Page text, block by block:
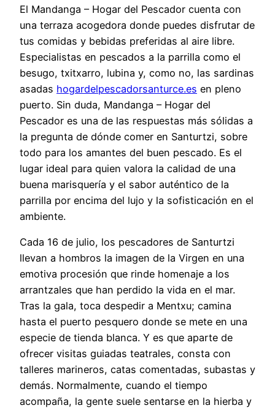
El Mandanga – Hogar del Pescador cuenta con
una terraza acogedora donde puedes disfrutar de
tus comidas y bebidas preferidas al aire libre.
Especialistas en pescados a la parrilla como el
besugo, txitxarro, lubina y, como no, las sardinas
asadas hogardelpescadorsanturce.es en pleno
puerto. Sin duda, Mandanga – Hogar del
Pescador es una de las respuestas más sólidas a
la pregunta de dónde comer en Santurtzi, sobre
todo para los amantes del buen pescado. Es el
lugar ideal para quien valora la calidad de una
buena marisquería y el sabor auténtico de la
parrilla por encima del lujo y la sofisticación en el
ambiente.
Cada 16 de julio, los pescadores de Santurtzi
llevan a hombros la imagen de la Virgen en una
emotiva procesión que rinde homenaje a los
arrantzales que han perdido la vida en el mar.
Tras la gala, toca despedir a Mentxu; camina
hasta el puerto pesquero donde se mete en una
especie de tienda blanca. Y es que aparte de
ofrecer visitas guiadas teatrales, consta con
talleres marineros, catas comentadas, subastas y
demás. Normalmente, cuando el tiempo
acompaña, la gente suele sentarse en la hierba y